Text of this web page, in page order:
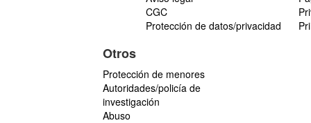
CGC
Protección de datos/privacidad
Otros
Protección de menores
Autoridades/policía de
investigación
Abuso